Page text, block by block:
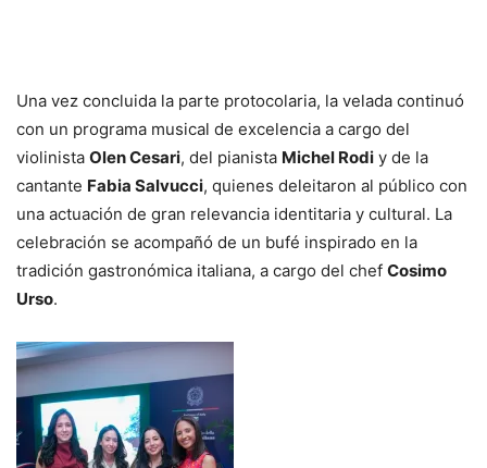
Una vez concluida la parte protocolaria, la velada continuó
con un programa musical de excelencia a cargo del
violinista Olen Cesari, del pianista Michel Rodi y de la
cantante Fabia Salvucci, quienes deleitaron al público con
una actuación de gran relevancia identitaria y cultural. La
celebración se acompañó de un bufé inspirado en la
tradición gastronómica italiana, a cargo del chef Cosimo
Urso.